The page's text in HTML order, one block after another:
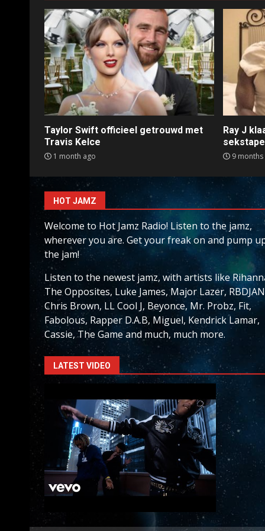
Taylor Swift officieel getrouwd met
Travis Kelce
1 month ago
Ray J
sekstape
9 months
HOT JAMZ
Welcome to Hot Jamz Radio! Listen to the jamz,
wherever you are. Get your freak on and pump
the jam!
Listen to the newest jamz, with artists like
The Opposites, Luke James, Major Lazer,
Chris Brown, LL Cool J, Beyonce, Mr. Probz, Fit,
Fabolous, Rapper D.A.B, Miguel, Kendrick Lamar,
Cassie, The Game and much, much more.
LATEST VIDEO